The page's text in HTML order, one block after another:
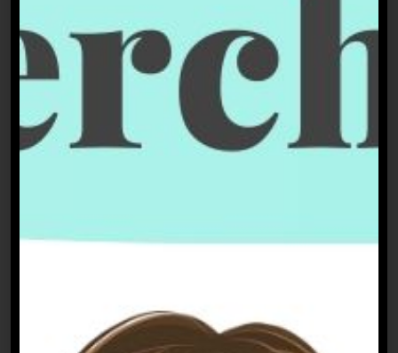
Doch ich hatte am Anfang ehrlich keinen
Plan, wo ich anfangen soll. Die
Medienbranche erschien mir komplett
undurchsichtig: Muss man wen kennen, um
Geheimnis?? Vielleicht stehst auch du